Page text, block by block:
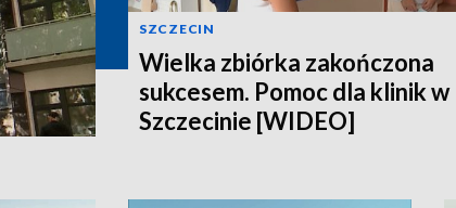
SZCZECIN
Wielka zbiórka zakończona
sukcesem. Pomoc dla klinik w
Szczecinie [WIDEO]